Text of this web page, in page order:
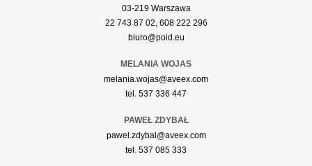
03-219 Warszawa
22 743 87 02, 608 222 296
biuro@poid.eu
MELANIA WOJAS
melania.wojas@aveex.com
tel. 537 336 447
PAWEŁ ZDYBAŁ
pawel.zdybal@aveex.com
tel. 537 085 333